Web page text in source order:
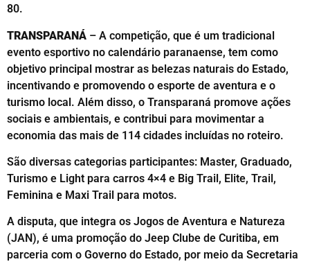
80.
TRANSPARANÁ – A competição, que é um tradicional
evento esportivo no calendário paranaense, tem como
objetivo principal mostrar as belezas naturais do Estado,
incentivando e promovendo o esporte de aventura e o
turismo local. Além disso, o Transparaná promove ações
sociais e ambientais, e contribui para movimentar a
economia das mais de 114 cidades incluídas no roteiro.
São diversas categorias participantes: Master, Graduado,
Turismo e Light para carros 4×4 e Big Trail, Elite, Trail,
Feminina e Maxi Trail para motos.
A disputa, que integra os Jogos de Aventura e Natureza
(JAN), é uma promoção do Jeep Clube de Curitiba, em
parceria com o Governo do Estado, por meio da Secretaria